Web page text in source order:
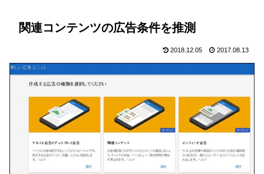
関連コンテンツの広告条件を推測
2018.12.05 2017.08.13